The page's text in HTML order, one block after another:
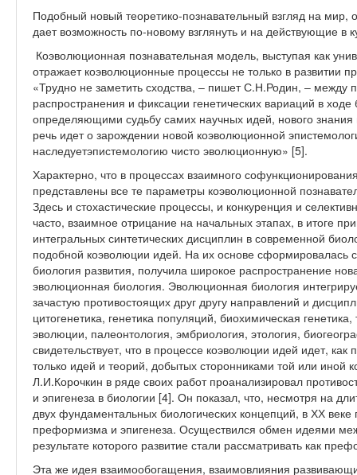
Подобный новый теоретико-познавательный взгляд на мир,
дает возможность по-новому взглянуть и на действующие в
Коэволюционная познавательная модель, выступая как
отражает коэволюционные процессы не только в развитии
«Трудно не заметить сходства, – пишет С.Н.Родин, – между
распространения и фиксации генетических вариаций в
определяющими судьбу самих научных идей, нового
речь идет о зарождении новой коэволюционной
наследуетэпистемологию чисто эволюционную» [5].
Характерно, что в процессах взаимного
представлены все те параметры коэволюционной
Здесь и стохастические процессы, и конкуренция и
часто, взаимное отрицание на начальных этапах, в итоге
интегральных синтетических дисциплин в современной
подобной коэволюции идей. На их основе сформировалась
биология развития, получила широкое распространение
эволюционная биология. Эволюционная биология
зачастую противостоящих друг другу направлений и
цитогенетика, генетика популяций, биохимическая
эволюции, палеонтология, эмбриология, этология,
свидетельствует, что в процессе коэволюции идей идет,
только идей и теорий, добытых сторонниками той или иной
Л.И.Корочкин в ряде своих работ проанализировал
и эпигенеза в биологии [4]. Он показал, что, несмотря на
двух фундаментальных биологических концепций, в ХХ
преформизма и эпигенеза. Осуществился обмен идеями
результате которого развитие стали рассматривать как
Эта же идея взаимообогащения, взаимовлияния